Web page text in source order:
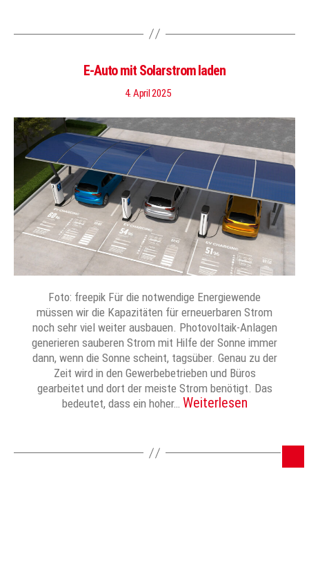
E-Auto mit Solarstrom laden
4. April 2025
Foto: freepik Für die notwendige Energiewende
müssen wir die Kapazitäten für erneuerbaren Strom
noch sehr viel weiter ausbauen. Photovoltaik-Anlagen
generieren sauberen Strom mit Hilfe der Sonne immer
dann, wenn die Sonne scheint, tagsüber. Genau zu der
Zeit wird in den Gewerbebetrieben und Büros
gearbeitet und dort der meiste Strom benötigt. Das
bedeutet, dass ein hoher… Weiterlesen